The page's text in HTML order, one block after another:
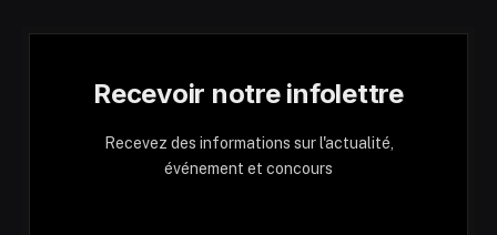
Recevoir notre infolettre
Recevez des informations sur l'actualité,
événement et concours